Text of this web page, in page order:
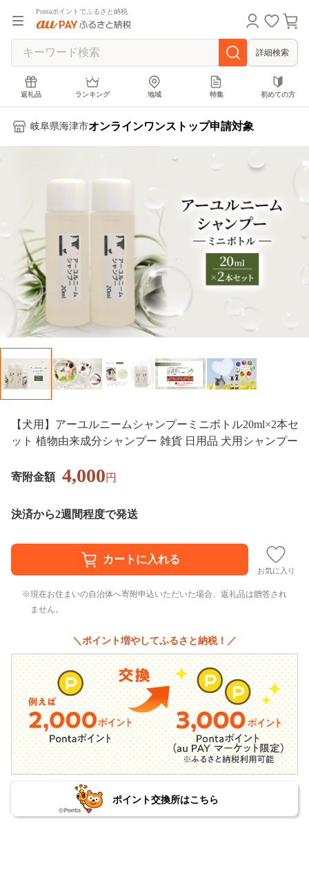
Pontaポイントでふるさと納税
詳細検索
返礼品 ランキング 地域 特集 初めての方
岐阜県海津市オンラインワンストップ申請対象
【犬用】アーユルニームシャンプーミニボトル20ml×2本セ
ット 植物由来成分シャンプー 雑貨 日用品 犬用シャンプー
寄附金額 4,000円
決済から2週間程度で発送
お気に入り
現在お住まいの自治体へ寄附申込いただいた場合、返礼品は贈答され
ません。
＼ポイント増やしてふるさと納税！／
ポイント交換所はこちら